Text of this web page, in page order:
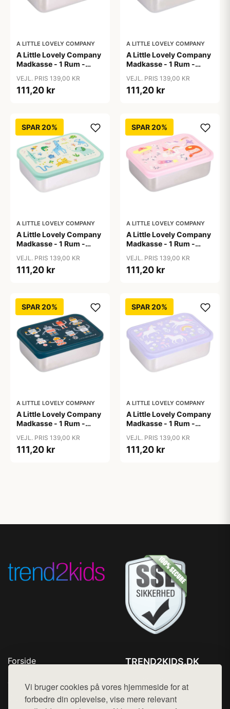
Vi bruger cookies på vores hjemmeside for at
forbedre din oplevelse, vise mere relevant
A LITTLE LOVELY COMPANY
A Little Lovely Company
Madkasse - 1 Rum -
Cherries
VEJL. PRIS 139,00 KR
111,20 kr
A LITTLE LOVELY COMPANY
A Little Lovely Company
Madkasse - 1 Rum -
Hearts
VEJL. PRIS 139,00 KR
111,20 kr
SPAR 20%
A LITTLE LOVELY COMPANY
A Little Lovely Company
Madkasse - 1 Rum -
Jungle
VEJL. PRIS 139,00 KR
111,20 kr
SPAR 20%
A LITTLE LOVELY COMPANY
A Little Lovely Company
Madkasse - 1 Rum -
Princesses
VEJL. PRIS 139,00 KR
111,20 kr
SPAR 20%
A LITTLE LOVELY COMPANY
A Little Lovely Company
Madkasse - 1 Rum -
Robots
VEJL. PRIS 139,00 KR
111,20 kr
SPAR 20%
A LITTLE LOVELY COMPANY
A Little Lovely Company
Madkasse - 1 Rum -
Unicorn Dreams
VEJL. PRIS 139,00 KR
111,20 kr
Forside
Top Rabatter
Blog
TREND2KIDS.DK
Mail: hej@want.dk